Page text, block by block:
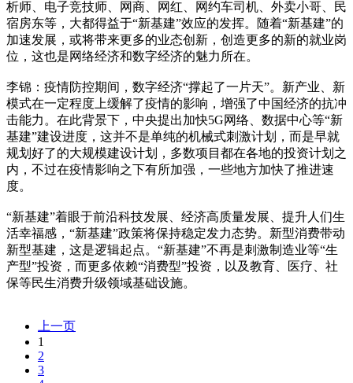
析师、电子竞技师、网商、网红、网约车司机、外卖小哥、民
宿房东等，大都得益于“新基建”效应的发挥。随着“新基建”的
加速发展，或将带来更多的业态创新，创造更多的新的就业岗
位，这也是网络经济和数字经济的魅力所在。
李锦：疫情防控期间，数字经济“撑起了一片天”。新产业、新
模式在一定程度上缓解了疫情的影响，增强了中国经济的抗冲
击能力。在此背景下，中央提出加快5G网络、数据中心等“新
基建”建设进度，这并不是单纯的机械式刺激计划，而是早就
规划好了的大规模建设计划，多数项目都在各地的投资计划之
内，不过在疫情影响之下有所加强，一些地方加快了推进速
度。
“新基建”着眼于前沿科技发展、经济高质量发展、提升人们生
活幸福感，“新基建”政策将保持稳定发力态势。新型消费带动
新型基建，这是逻辑起点。“新基建”不再是刺激制造业等“生
产型”投资，而更多依赖“消费型”投资，以及教育、医疗、社
保等民生消费升级领域基础设施。
上一页
1
2
3